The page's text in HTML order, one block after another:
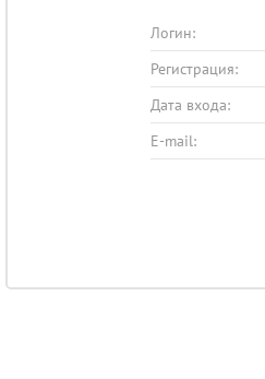
Логин:
Регистрация:
Дата входа:
E-mail: